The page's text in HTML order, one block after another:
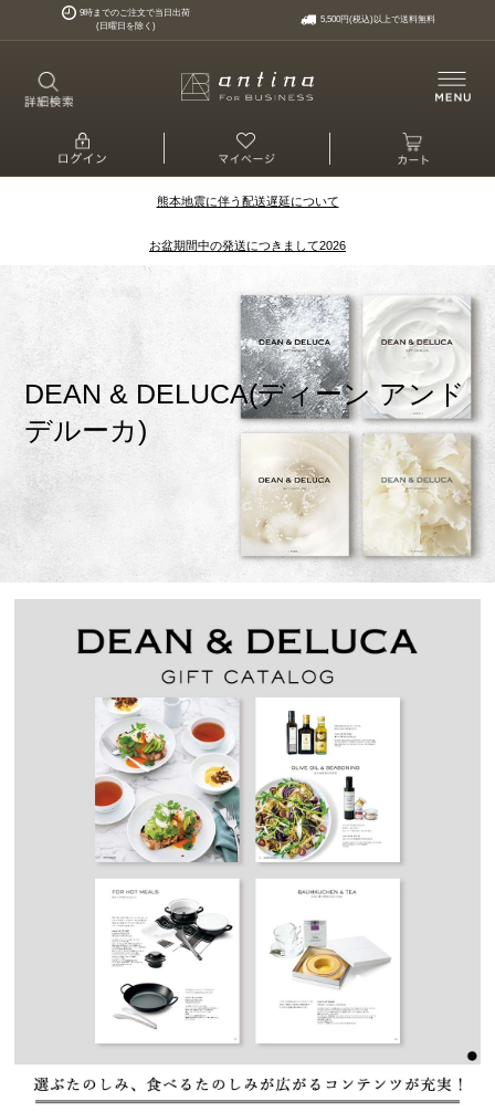
9時までのご注文で当日出荷
(日曜日を除く)
5,500円(税込)以上で送料無料
熊本地震に伴う配送遅延について
お盆期間中の発送につきまして2026
DEAN & DELUCA(ディーン アンド
デルーカ)